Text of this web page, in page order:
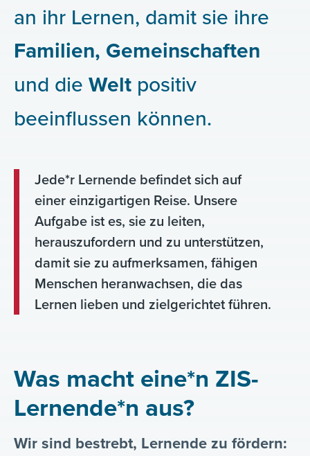
an ihr Lernen, damit sie ihre
Familien, Gemeinschaften
und die Welt positiv
beeinflussen können.
Jede*r Lernende befindet sich auf
einer einzigartigen Reise. Unsere
Aufgabe ist es, sie zu leiten,
herauszufordern und zu unterstützen,
damit sie zu aufmerksamen, fähigen
Menschen heranwachsen, die das
Lernen lieben und zielgerichtet führen.
Was macht eine*n ZIS-
Lernende*n aus?
Wir sind bestrebt, Lernende zu fördern: